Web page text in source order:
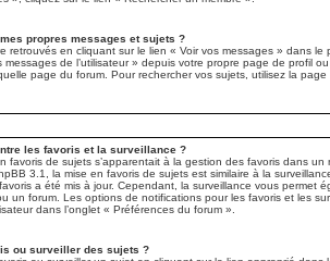
propres messages et sujets ?
retrouvés en cliquant sur le lien « Voir vos messages » dans le
messages de l’utilisateur » depuis votre propre page de profil
page du forum. Pour rechercher vos sujets, utilisez la
les favoris et la surveillance ?
favoris de sujets s’apparentait à la gestion des favoris dans un
3.1, la mise en favoris de sujets est similaire à la
a été mis à jour. Cependant, la surveillance vous permet
un forum. Les options de notifications pour les favoris et les
dans l’onglet « Préférences du forum ».
ou surveiller des sujets ?